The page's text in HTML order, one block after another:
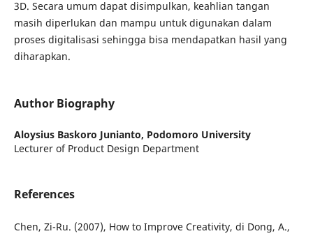
3D. Secara umum dapat disimpulkan, keahlian tangan
masih diperlukan dan mampu untuk digunakan dalam
proses digitalisasi sehingga bisa mendapatkan hasil yang
diharapkan.
Author Biography
Aloysius Baskoro Junianto, Podomoro University
Lecturer of Product Design Department
References
Chen, Zi-Ru. (2007), How to Improve Creativity, di Dong, A.,